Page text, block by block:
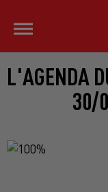
L'AGENDA
30/